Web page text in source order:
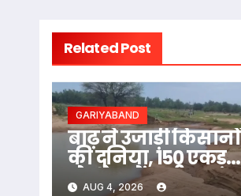
Related Post
GARIYABAND
बाढ़ ने उजाड़ी किसानों
की दुनिया, 150 एकड़
खेत रेत में तब्दील
AUG 4, 2026